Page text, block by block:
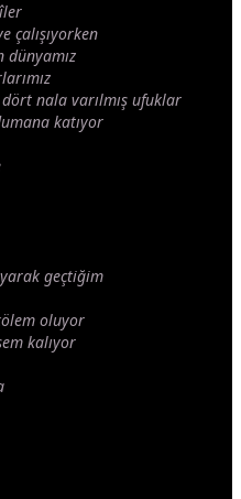
çalışıyorken
dünyamız
dört nala varılmış ufuklar
katıyor
geçtiğim
oluyor
kalıyor